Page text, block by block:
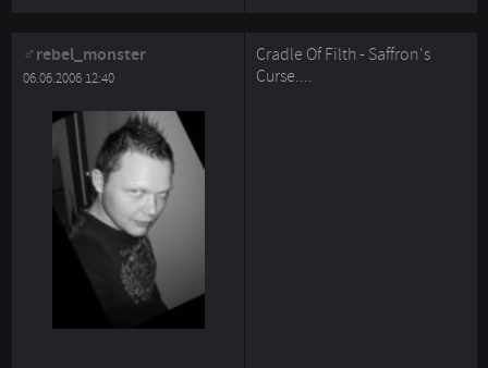
rebel_monster
06.06.2006 12:40
Cradle Of Filth - Saffron's
Curse....